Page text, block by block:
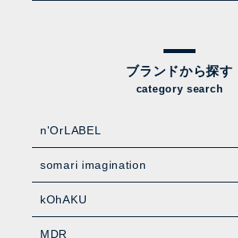
ブランドから探す
category search
n'OrLABEL
somari imagination
kOhAKU
MDR